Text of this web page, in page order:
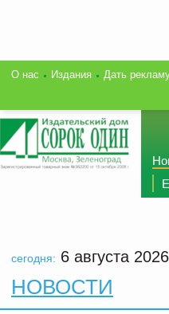
О нас Издания Дать
сегодня: 6 августа 2026
НОВОСТИ